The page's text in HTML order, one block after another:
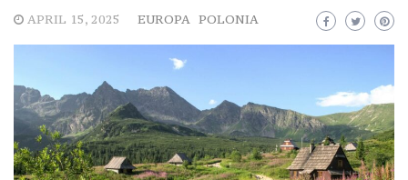
APRIL 15, 2025 EUROPA POLONIA